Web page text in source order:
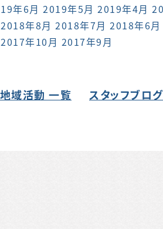
年6月 2019年5月 2019年4月
2018年8月 2018年7月 2018年6月
2017年10月 2017年9月
域活動 一覧 スタッフブロ